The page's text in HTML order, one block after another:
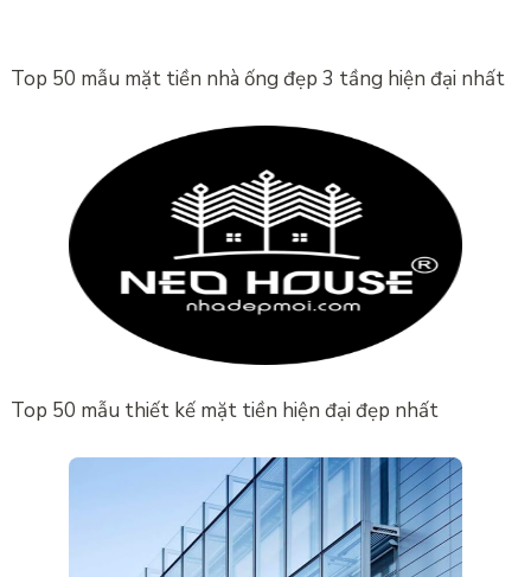
Top 50 mẫu mặt tiền nhà ống đẹp 3 tầng hiện đại nhất
Top 50 mẫu thiết kế mặt tiền hiện đại đẹp nhất